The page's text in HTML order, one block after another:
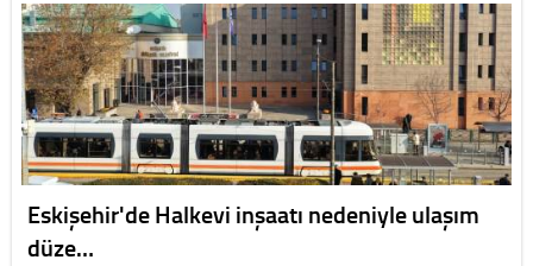
Eskişehir'de Halkevi inşaatı nedeniyle ulaşım
düze…